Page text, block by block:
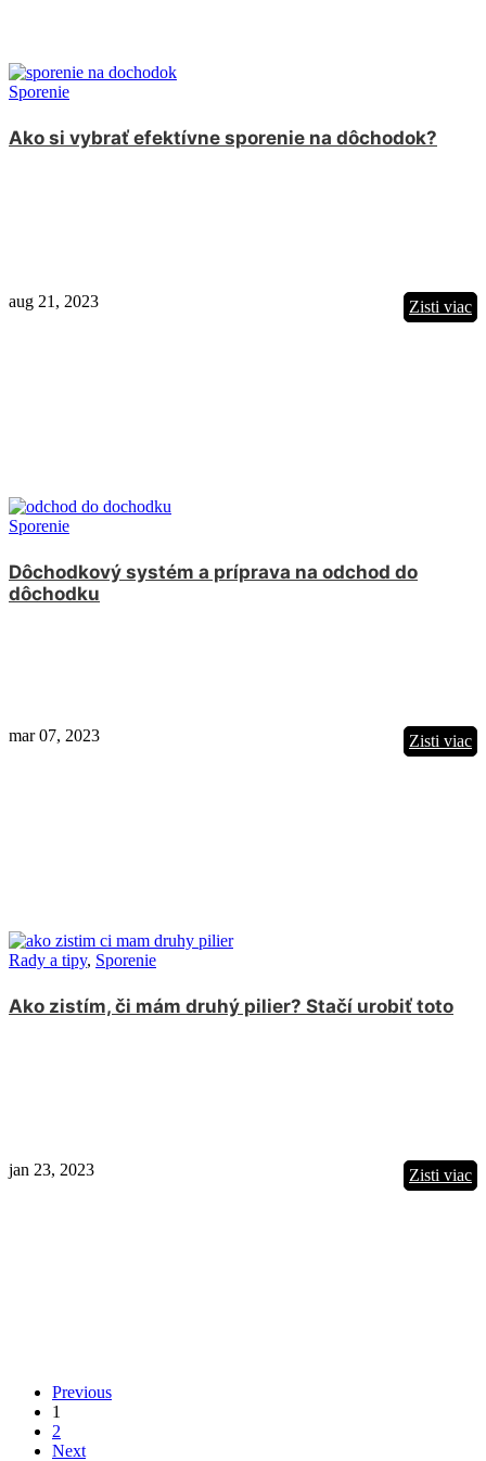
Sporenie
Ako si vybrať efektívne sporenie na dôchodok?
Zisti viac
aug 21, 2023
Sporenie
Dôchodkový systém a príprava na odchod do
dôchodku
Zisti viac
mar 07, 2023
Rady a tipy, Sporenie
Ako zistím, či mám druhý pilier? Stačí urobiť toto
Zisti viac
jan 23, 2023
Previous
1
2
Next